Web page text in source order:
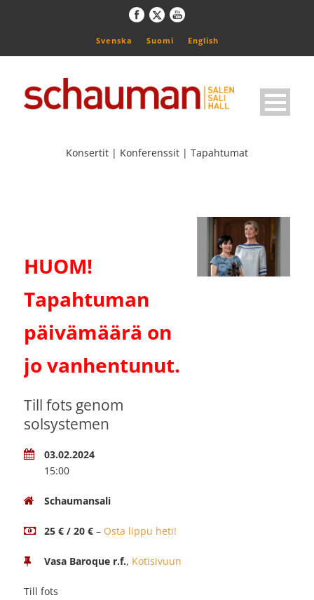
Svenska Suomi English
Konsertit | Konferenssit | Tapahtumat
HUOM!
Tapahtuman
päivämäärä on
jo vanhentunut.
Till fots genom
solsystemen
03.02.2024
15:00
Schaumansali
25 € / 20 € – Osta lippu heti!
Vasa Baroque r.f., Kotisivuun
Till fots